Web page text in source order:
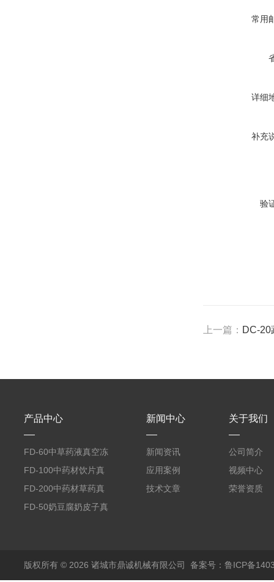
常用
详细
补充
验
上一篇： DC-20
产品中心
FD-60中草药液真空冻
干机
FD-100中药材饮片真
空冻干机
FD-200中药材草药真
空冻干机
FD-50奶豆腐奶皮子真
新闻中心
新闻资讯
应用案例
技术文章
关于我们
公司简介
视频中心
荣誉资质
版权所有 © 2026 诸城市鼎诚机械有限公司 备案号：鲁ICP备